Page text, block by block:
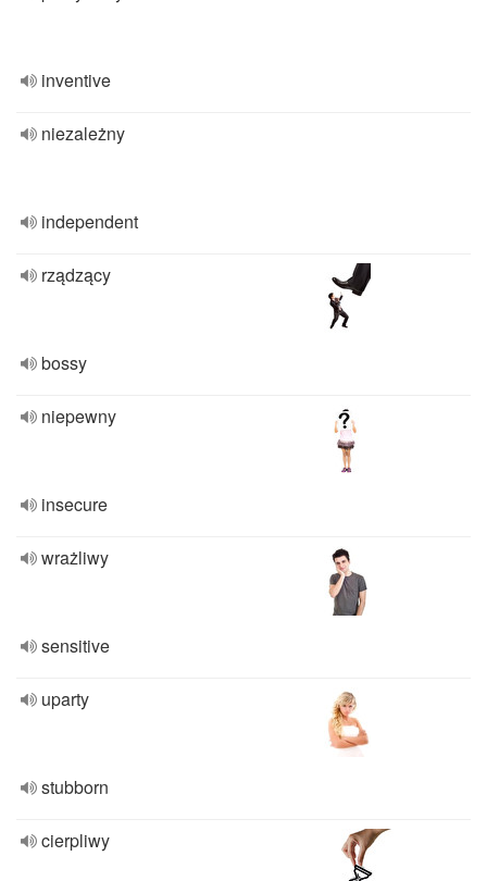
inventive
niezależny
independent
rządzący
bossy
niepewny
insecure
wrażliwy
sensitive
uparty
stubborn
cierpliwy